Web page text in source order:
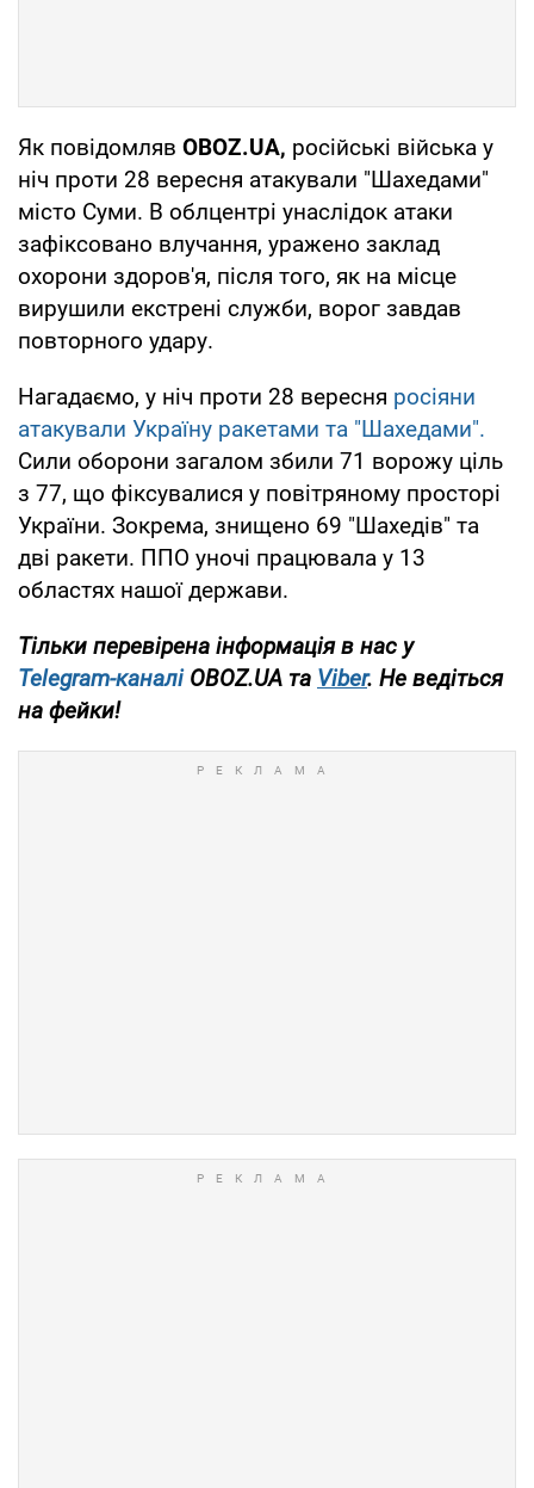
Як повідомляв OBOZ.UA, російські війська у
ніч проти 28 вересня атакували "Шахедами"
місто Суми. В облцентрі унаслідок атаки
зафіксовано влучання, уражено заклад
охорони здоров'я, після того, як на місце
вирушили екстрені служби, ворог завдав
повторного удару.
Нагадаємо, у ніч проти 28 вересня росіяни
атакували Україну ракетами та "Шахедами".
Сили оборони загалом збили 71 ворожу ціль
з 77, що фіксувалися у повітряному просторі
України. Зокрема, знищено 69 "Шахедів" та
дві ракети. ППО уночі працювала у 13
областях нашої держави.
Тільки перевірена інформація в нас у
Telegram-каналіOBOZ.UA та Viber. Не ведіться
на фейки!